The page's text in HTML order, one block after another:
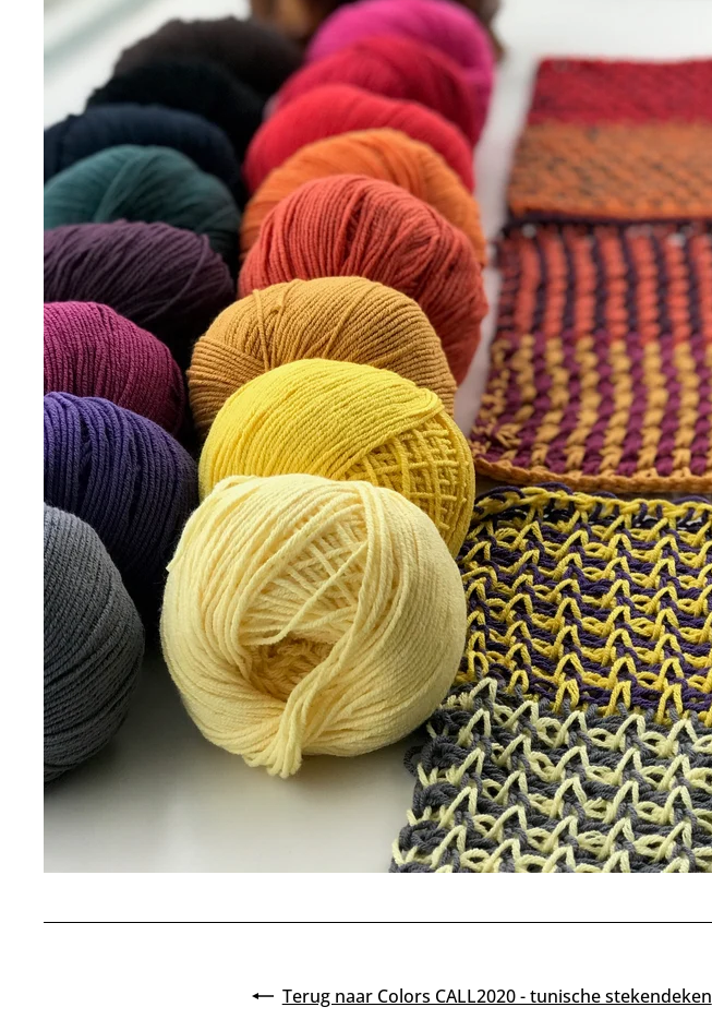
Terug naar Colors CALL2020 - tunische stekendeken